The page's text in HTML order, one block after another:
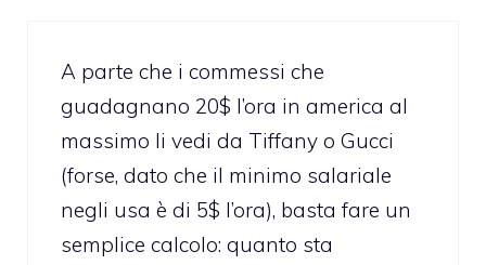
A parte che i commessi che
guadagnano 20$ l’ora in america al
massimo li vedi da Tiffany o Gucci
(forse, dato che il minimo salariale
negli usa è di 5$ l’ora), basta fare un
semplice calcolo: quanto sta